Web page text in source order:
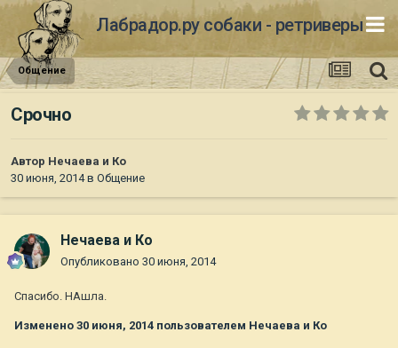
Лабрадор.ру собаки - ретриверы
Общение
Срочно
Автор Нечаева и Ко
30 июня, 2014в Общение
Нечаева и Ко
Опубликовано 30 июня, 2014
Спасибо. НАшла.
Изменено 30 июня, 2014 пользователем Нечаева и Ко